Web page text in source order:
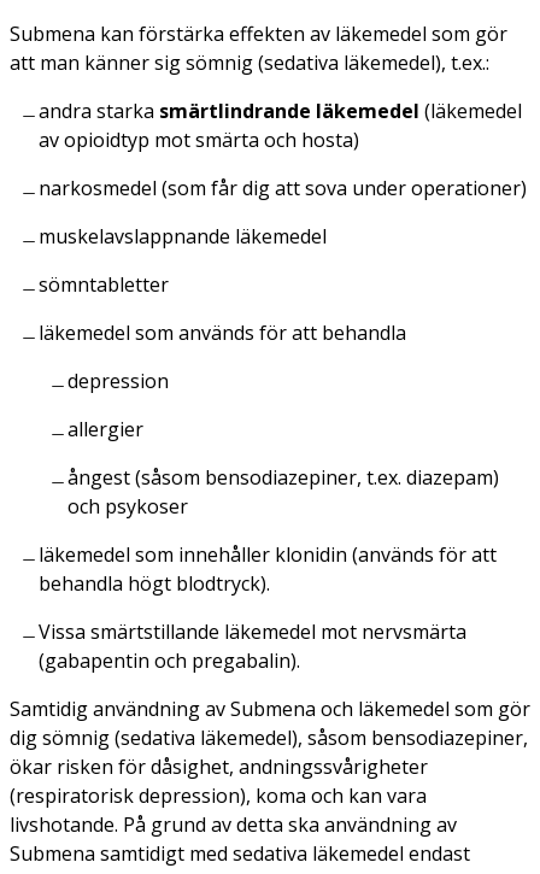
Submena kan förstärka effekten av läkemedel som gör
att man känner sig sömnig (sedativa läkemedel), t.ex.:
andra starka smärtlindrande läkemedel (läkemedel
av opioidtyp mot smärta och hosta)
narkosmedel (som får dig att sova under operationer)
muskelavslappnande läkemedel
sömntabletter
läkemedel som används för att behandla
depression
allergier
ångest (såsom bensodiazepiner, t.ex. diazepam)
och psykoser
läkemedel som innehåller klonidin (används för att
behandla högt blodtryck).
Vissa smärtstillande läkemedel mot nervsmärta
(gabapentin och pregabalin).
Samtidig användning av Submena och läkemedel som gör
dig sömnig (sedativa läkemedel), såsom bensodiazepiner,
ökar risken för dåsighet, andningssvårigheter
(respiratorisk depression), koma och kan vara
livshotande. På grund av detta ska användning av
Submena samtidigt med sedativa läkemedel endast